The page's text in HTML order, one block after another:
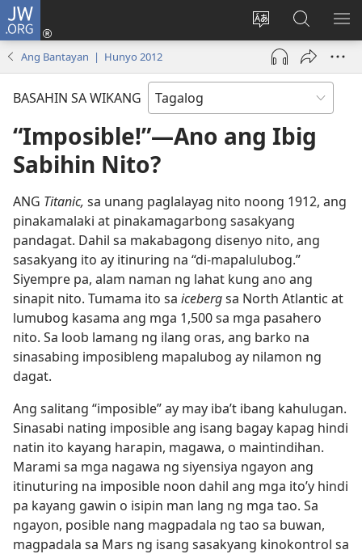
JW.ORG
Baguhin
ang
wika
ng
Mag-
log
bubukas
bagong
window)
sa
JW.ORG
Ang Bantayan | Hunyo 2012
BASAHIN SA WIKANG
“Imposible!”—Ano ang Ibig
Sabihin Nito?
ANG Titanic, sa unang paglalayag nito noong 1912, ang
pinakamalaki at pinakamagarbong sasakyang
pandagat. Dahil sa makabagong disenyo nito, ang
sasakyang ito ay itinuring na “di-mapalulubog.”
Siyempre pa, alam naman ng lahat kung ano ang
sinapit nito. Tumama ito sa icebergsa North Atlantic at
lumubog kasama ang mga 1,500 sa mga pasahero
nito. Sa loob lamang ng ilang oras, ang barko na
sinasabing imposibleng mapalubog ay nilamon ng
dagat.
Ang salitang “imposible” ay may iba’t ibang kahulugan.
Sinasabi nating imposible ang isang bagay kapag hindi
natin ito kayang harapin, magawa, o maintindihan.
Marami sa mga nagawa ng siyensiya ngayon ang
itinuturing na imposible noon dahil ang mga ito’y hindi
pa kayang gawin o isipin man lang ng mga tao. Sa
ngayon, posible nang magpadala ng tao sa buwan,
magpadala sa Mars ng isang sasakyang kinokontrol sa